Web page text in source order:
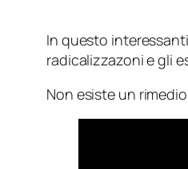
In questo
radicalizzazoni e gli
Non esiste un